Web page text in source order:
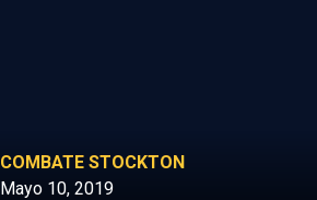
COMBATE STOCKTON
Mayo 10, 2019